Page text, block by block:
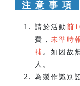
注 意 事 項
請於活動 前
費， 未準時
補 。如因故
人。
為製作識別